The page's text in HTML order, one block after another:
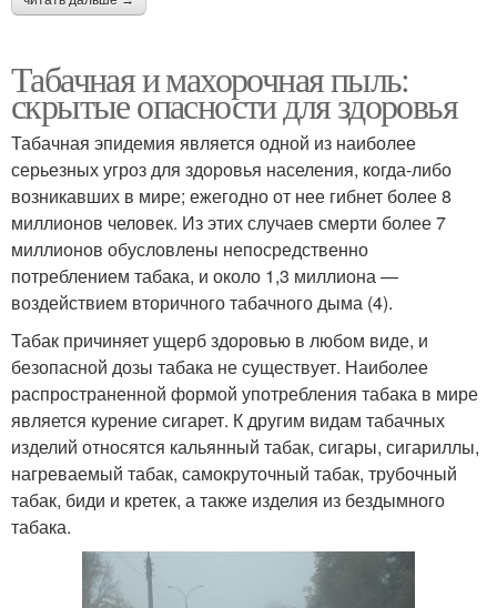
Табачная и махорочная пыль:
скрытые опасности для здоровья
Табачная эпидемия является одной из наиболее
серьезных угроз для здоровья населения, когда-либо
возникавших в мире; ежегодно от нее гибнет более 8
миллионов человек. Из этих случаев смерти более 7
миллионов обусловлены непосредственно
потреблением табака, и около 1,3 миллиона —
воздействием вторичного табачного дыма (4).
Табак причиняет ущерб здоровью в любом виде, и
безопасной дозы табака не существует. Наиболее
распространенной формой употребления табака в мире
является курение сигарет. К другим видам табачных
изделий относятся кальянный табак, сигары, сигариллы,
нагреваемый табак, самокруточный табак, трубочный
табак, биди и кретек, а также изделия из бездымного
табака.